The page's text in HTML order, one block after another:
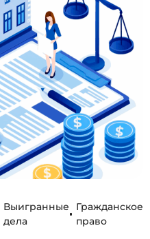
Выигранные
дела
Гражданское
право